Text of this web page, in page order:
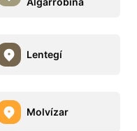
Lentegí
Molvízar